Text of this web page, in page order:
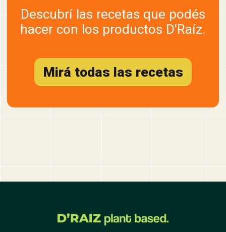
Descubrí las recetas que podés
hacer con los productos D'Raíz.
Mirá todas las recetas